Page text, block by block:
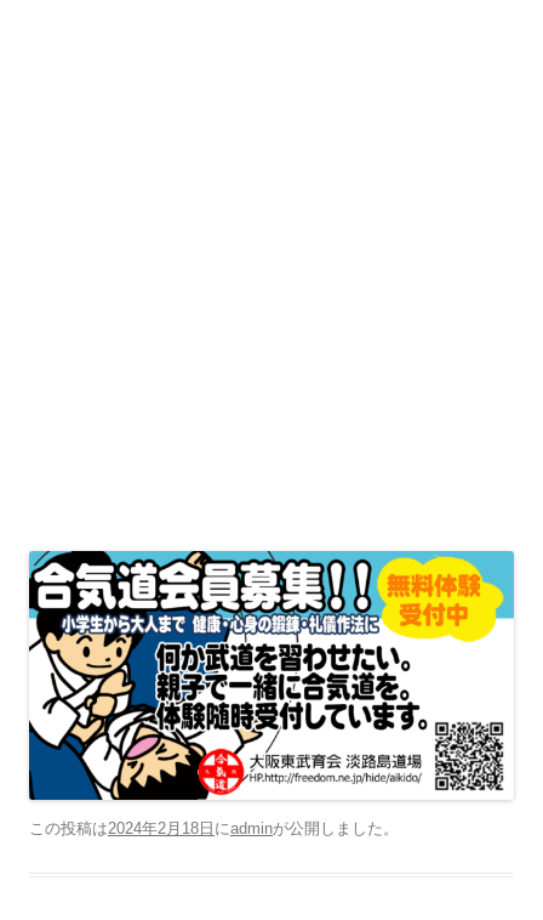
この投稿は2024年2月18日 にadminが公開しました 。